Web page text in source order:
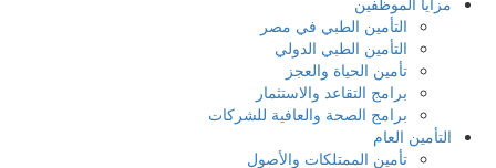
التأمين الطبي في مصر
التأمين الطبي الدولي
تأمين الحياة والعجز
برامج التقاعد والاستثمار
برامج الصحة والعافية للشركات
التأمين العام
تأمين الممتلكات والأصول